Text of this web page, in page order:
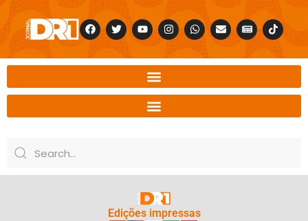
Edições impressas